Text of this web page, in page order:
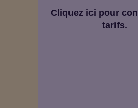
Cliquez ici pour
tarifs.